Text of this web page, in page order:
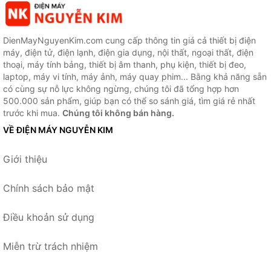
DienMayNguyenKim.com cung cấp thông tin giá cả thiết bị điện
máy, điện tử, điện lạnh, điện gia dụng, nội thất, ngoại thất, điện
thoại, máy tính bảng, thiết bị âm thanh, phụ kiện, thiết bị đeo,
laptop, máy vi tính, máy ảnh, máy quay phim... Bằng khả năng sẵn
có cùng sự nỗ lực không ngừng, chúng tôi đã tổng hợp hơn
500.000 sản phẩm, giúp bạn có thể so sánh giá, tìm giá rẻ nhất
trước khi mua. Chúng tôi không bán hàng.
VỀ ĐIỆN MÁY NGUYỄN KIM
Giới thiệu
Chính sách bảo mật
Điều khoản sử dụng
Miễn trừ trách nhiệm